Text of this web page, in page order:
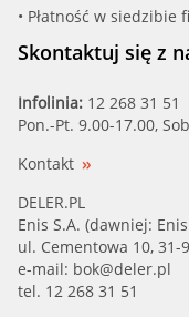
• Płatność w siedzibie
Skontaktuj się z
Infolinia: 12 268 31 51
Pon.-Pt. 9.00-17.00,
Kontakt
DELER.PL
Enis S.A. (dawniej:
ul. Cementowa 10, 31-
e-mail: bok@deler.pl
tel. 12 268 31 51